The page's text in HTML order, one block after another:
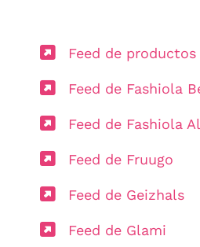
Feed de
Feed de Fashiola
Feed de Fashiola
Feed de Fruugo
Feed de Geizhals
Feed de Glami